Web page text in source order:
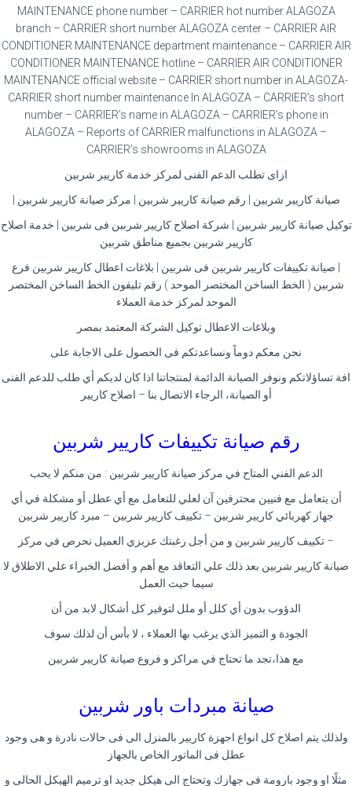
MAINTENANCE phone number – CARRIER hot number ALAGOZA
branch – CARRIER short number ALAGOZA center – CARRIER AIR
CONDITIONER MAINTENANCE department maintenance – CARRIER AIR
CONDITIONER MAINTENANCE hotline – CARRIER AIR CONDITIONER
MAINTENANCE official website – CARRIER short number in ALAGOZA-
CARRIER short number maintenance In ALAGOZA – CARRIER’s short
number – CARRIER’s name in ALAGOZA – CARRIER’s phone in
ALAGOZA – Reports of CARRIER malfunctions in ALAGOZA –
CARRIER’s showrooms in ALAGOZA
ازاى تطلب الدعم الفنى لمركز خدمة كاريير شربين
صيانة كاريير شربين | رقم صيانة كاريير شربين | مركز صيانة كاريير شربين |
توكيل صيانة كاريير شربين | شركة اصلاح كاريير شربين فى شربين | خدمة اصلاح
كاريير شربين بجميع مناطق شربين
| صيانة تكييفات كاريير شربين فى شربين | بلاغات اعطال كاريير شربين فرع
شربين ( الخط الساخن المختصر الموحد ) رقم تليفون الخط الساخن المختصر
الموحد لمركز خدمة العملاء
وبلاغات الاعطال توكيل الشركة المعتمد بمصر
نحن معكم دوماً ونساعدتكم فى الحصول على الاجابة على
افة تساؤلاتكم ونوفر الصيانة الدائمة لمنتجاتنا اذا كان لديكم أي طلب للدعم الفنى
أو الصيانة، الرجاء الاتصال بنا – اصلاح كاريير
رقم صيانة تكييفات كاريير شربين
الدعم الفني المتاح في مركز صيانة كاريير شربين : من منكم لا يحب
أن يتعامل مع فنيين محترفين آن لعلي للتعامل مع أي عطل أو مشكلة في أي
جهاز كهربائي كاريير شربين – تكييف كاريير شربين – مبرد كاريير شربين
– تكييف كاريير شربين و من أجل رغبتك عزيزي العميل نحرص في مركز
صيانة كاريير شربين بعد ذلك علي التعاقد مع أهم و أفضل الخبراء علي الاطلاق لا
سيما حيث العمل
الدؤوب بدون أي كلل أو ملل لتوفير كل أشكال لابد من أن
الجودة و التميز الذي يرغب بها العملاء ، لا بأس أن لذلك سوف
مع هذا،تجد ما تحتاج في مراكز و فروع صيانة كاريير شربين
صيانة مبردات باور شربين
ولذلك يتم اصلاح كل انواع اجهزة كاريير بالمنزل الى فى حالات نادرة و هى وجود
عطل فى الماتور الخاص بالجهاز
مثلًا او وجود بارومة فى جهازك وتحتاج الى هيكل جديد او ترميم الهيكل الحالى و